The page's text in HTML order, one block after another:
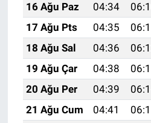
16 Ağu Paz
04:34
17 Ağu Pts
04:35
18 Ağu Sal
04:36
19 Ağu Çar
04:38
20 Ağu Per
04:39
21 Ağu Cum
04:41